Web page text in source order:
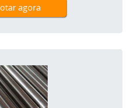
agora